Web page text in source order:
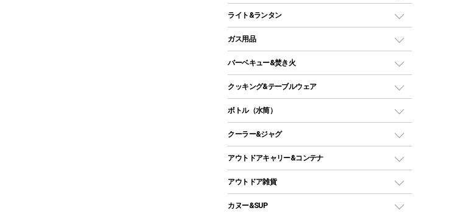
ソロテント
ロッジ型・オリジナルテント
タープ
スクエアタープ（レクタタープ）
メッシュタープ
自立式タープ
パラソル
テントアクセサリー
ペグ
インフレータブルマット
レジャーシート
ライト&ランタン
LEDランタン
ガスランタン
オイルランタン
LEDライト
ヘッドライト
キャンドル
ガス用品
ガスバーナー
ガス缶
ガストーチ、ライター
バーベキュー&焚き火
バーベキューコンロ、グリル
焚き火台タイプ（ロースタイル）グリル
卓上タイプグリル
パーティータイプグリル
ソロキャンプ用グリル
鉄板、アミ
クッキング&テーブルウェア
ダッチオーブン
ホットサンドメーカー
クッカーセット
シェラカップ
ボトル（水筒）
ステンレスボトル
コップ付きタイプ
ワンタッチタイプ
プラスチックボトル
クーラー&ジャグ
クーラーボックス
クーラーバッグ
ウォータージャグ
アウトドアキャリー&コンテナ
アウトドアキャリー
アウトドア雑貨
バックパック&バッグ
カヌー&SUP